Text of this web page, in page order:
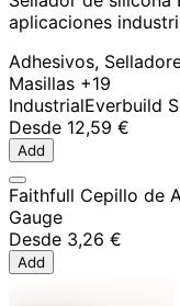
aplicaciones
Adhesivos,
Masillas +19
IndustrialEverbuild
Desde 12,59 €
Add
Faithfull Cepillo de
Gauge
Desde 3,26 €
Add